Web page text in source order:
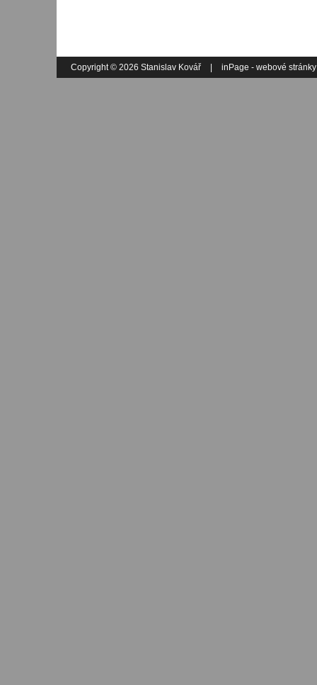
Copyright © 2026 Stanislav Kovář | inPage - webové stránky